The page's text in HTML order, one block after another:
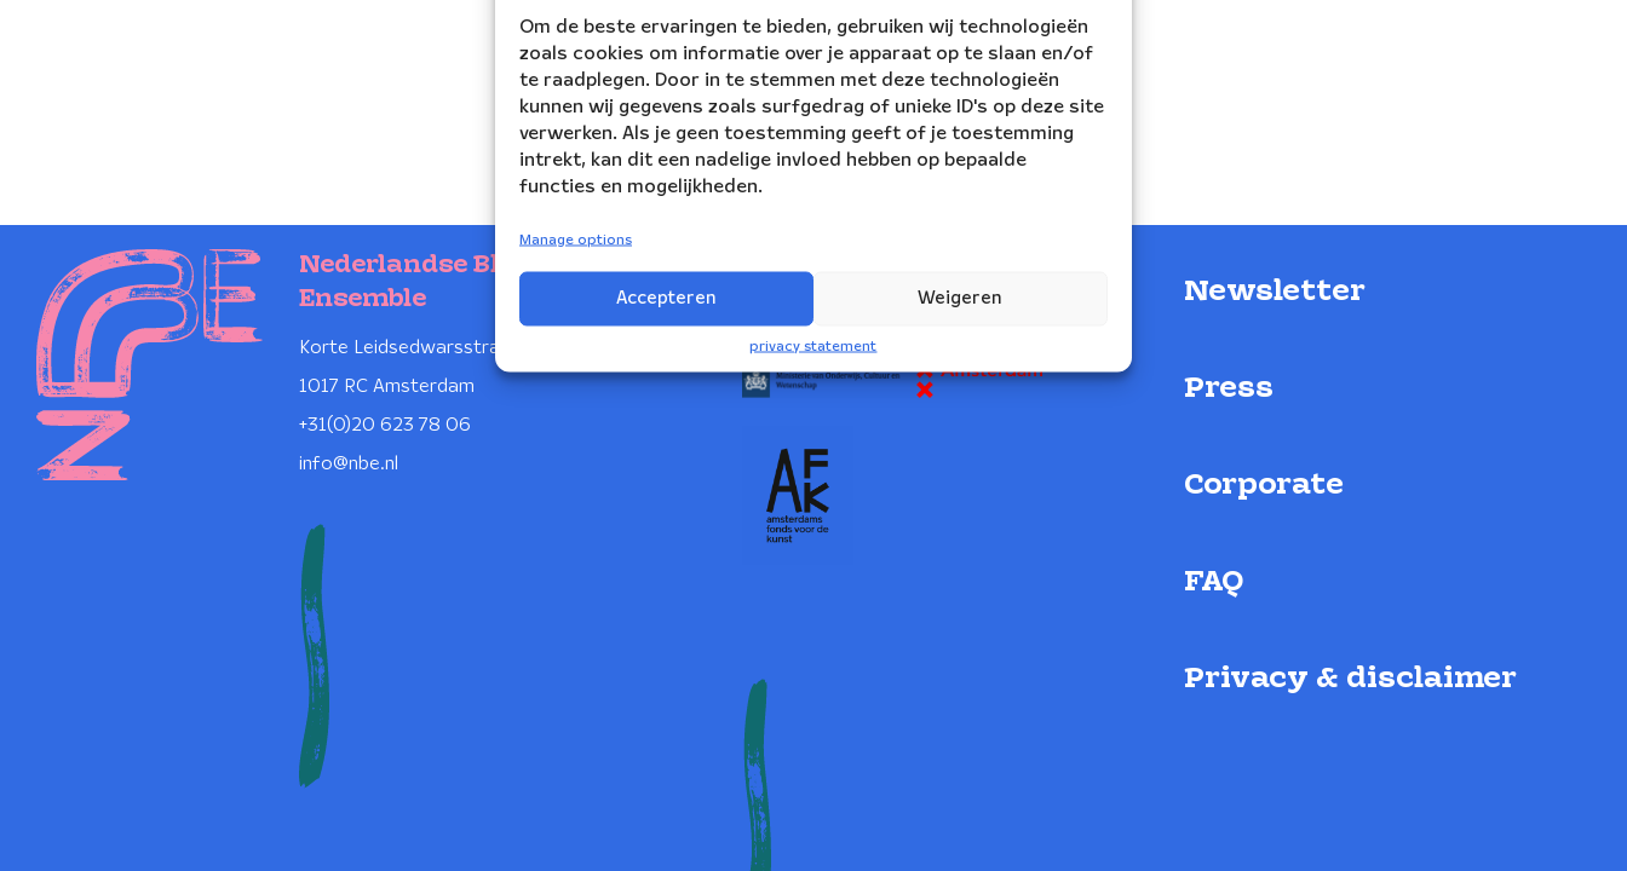
Om de beste ervaringen te bieden, gebruiken wij technologieën
zoals cookies om informatie over je apparaat op te slaan en/of
te raadplegen. Door in te stemmen met deze technologieën
kunnen wij gegevens zoals surfgedrag of unieke ID's op deze site
verwerken. Als je geen toestemming geeft of je toestemming
intrekt, kan dit een nadelige invloed hebben op bepaalde
functies en mogelijkheden.
Manage options
Accepteren Weigeren
privacy statement
Nederlandse Blazers
Ensemble
Korte Leidsedwarsstraat 12
1017 RC Amsterdam
+31(0)20 623 78 06
info@nbe.nl
NBE is supported by:
Newsletter
Press
Corporate
FAQ
Privacy & disclaimer